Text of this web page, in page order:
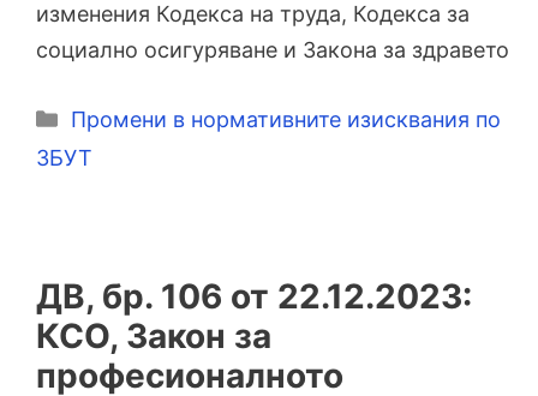
изменения Кодекса на труда, Кодекса за
социално осигуряване и Закона за здравето
Категории
Промени в нормативните изисквания по
ЗБУТ
ДВ, бр. 106 от 22.12.2023:
КСО, Закон за
професионалното